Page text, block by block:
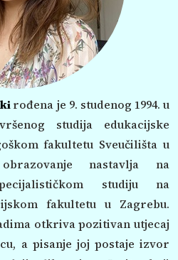
rođena je 9. studenog 1994. u
studija edukacijske
fakultetu Sveučilišta u
nastavlja na
studiju na
fakultetu u Zagrebu.
otkriva pozitivan utjecaj
a pisanje joj postaje izvor